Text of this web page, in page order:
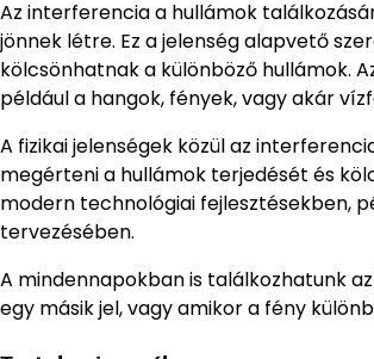
Az interferencia a hullámok
jönnek létre. Ez a jelenség alapvető
kölcsönhatnak a különböző hullámok.
például a hangok, fények, vagy akár
A fizikai jelenségek közül az
megérteni a hullámok terjedését és
modern technológiai fejlesztésekben,
tervezésében.
A mindennapokban is találkozhatunk
egy másik jel, vagy amikor a fény